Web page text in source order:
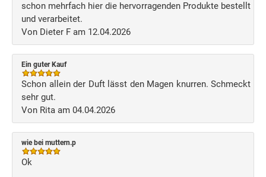
schon mehrfach hier die hervorragenden Produkte bestellt
und verarbeitet.
Von Dieter F am 12.04.2026
Ein guter Kauf
Schon allein der Duft lässt den Magen knurren. Schmeckt
sehr gut.
Von Rita am 04.04.2026
wie bei muttern.p
Ok